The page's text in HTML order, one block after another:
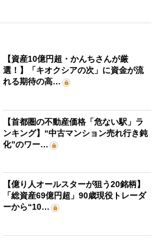
【資産10億円超・かんちさんが厳
選！】「キオクシアの次」に資金が流
れる期待の高…
【首都圏の不動産価格「危ない駅」ラ
ンキング】“中古マンション売れ行き鈍
化”のワー…
【億り人オールスターが狙う20銘柄】
「総資産69億円超」90歳現役トレーダ
ーから“10…